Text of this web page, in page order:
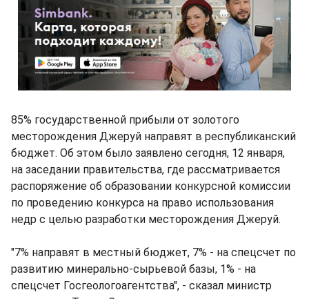
85% государственной прибыли от золотого
месторождения Джеруй направят в республиканский
бюджет. Об этом было заявлено сегодня, 12 января,
на заседании правительства, где рассматривается
распоряжение об образовании конкурсной комиссии
по проведению конкурса на право использования
недр с целью разработки месторождения Джеруй.
"7% направят в местный бюджет, 7% - на спецсчет по
развитию минерально-сырьевой базы, 1% - на
спецсчет Госгеологоагентства", - сказал министр